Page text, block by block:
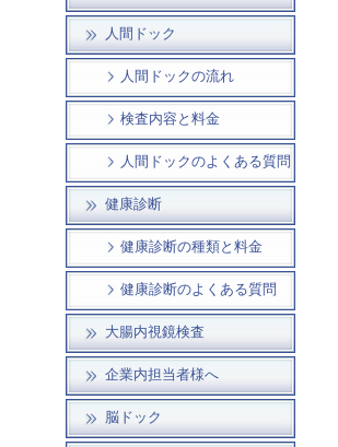
人間ドック
人間ドックの流れ
検査内容と料金
人間ドックのよくある質問
健康診断
健康診断の種類と料金
健康診断のよくある質問
大腸内視鏡検査
企業内担当者様へ
脳ドック